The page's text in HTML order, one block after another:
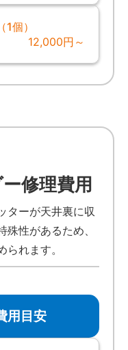
個）
12,000円～
修理費用
ターが天井裏に収
性があるため、
れます。
用目安